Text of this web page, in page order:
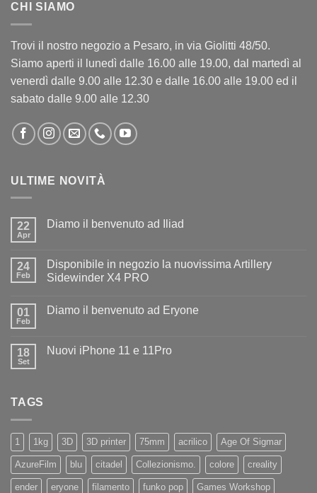
CHI SIAMO
Trovi il nostro negozio a Pesaro, in via Giolitti 48/50.
Siamo aperti il lunedì dalle 16.00 alle 19.00, dal martedì al
venerdì dalle 9.00 alle 12.30 e dalle 16.00 alle 19.00 ed il
sabato dalle 9.00 alle 12.30
ULTIME NOVITÀ
22
Apr
Diamo il benvenuto ad Iliad
Diamo
il
benvenuto
24
Feb
Disponibile in negozio la nuovissima Artillery
Sidewinder X4 PRO
su
la
nuovissima
01
Feb
Diamo il benvenuto ad Eryone
Diamo
18
Set
Nuovi iPhone 11 e 11Pro
TAGS
1 1kg 3D 3D printer 75mm acrilico Age Of Sigmar
AzureFilm blu citadel Collezionismo. colore creality
ender eryone filamento funko pop Games Workshop